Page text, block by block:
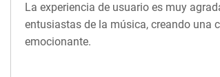
La experiencia de usuario es muy
entusiastas de la música, creando una
emocionante.